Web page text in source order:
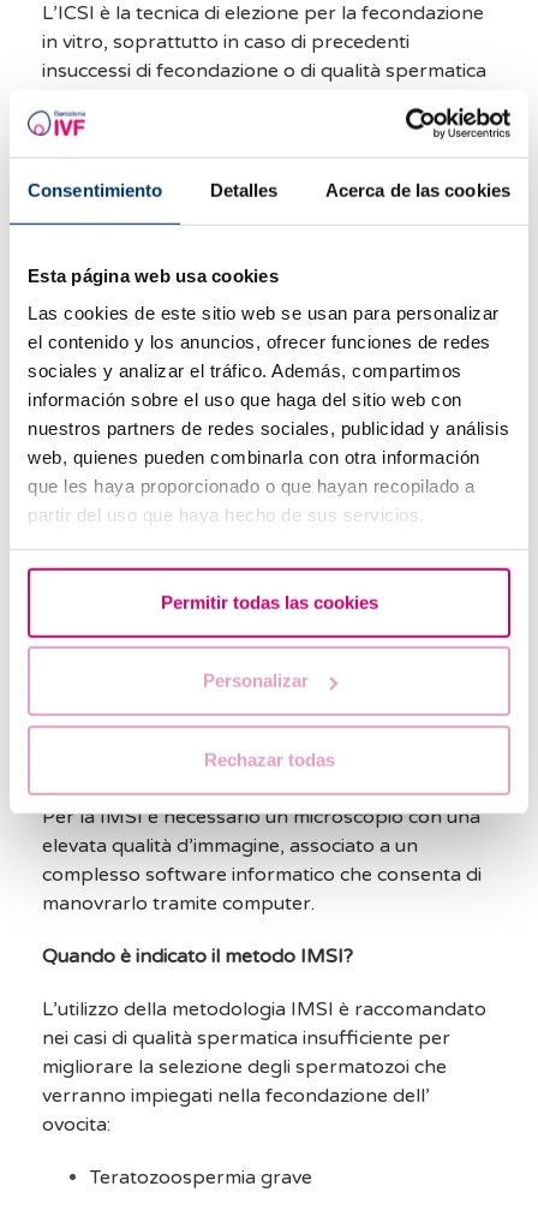
Consentimiento Detalles Acerca de las cookies
Esta página web usa cookies
Las cookies de este sitio web se usan para personalizar
el contenido y los anuncios, ofrecer funciones de redes
sociales y analizar el tráfico. Además, compartimos
información sobre el uso que haga del sitio web con
nuestros partners de redes sociales, publicidad y análisis
web, quienes pueden combinarla con otra información
que les haya proporcionado o que hayan recopilado a
partir del uso que haya hecho de sus servicios.
Permitir todas las cookies
Personalizar
Rechazar todas
L’ICSI è la tecnica di elezione per la fecondazione
in vitro, soprattutto in caso di precedenti
insuccessi di fecondazione o di qualità spermatica
In che cosa consiste la tecnica
della microiniezione
intracitoplasmatica degli
spermatozoi.
VEDI
La IMSI consiste nell’iniezione intracitoplasmatica
differenza della ICSI, con questa tecnica la
selezione degli spermatozoi si esegue a 8000
spermatozoi, incrementando in maniera
significativa le possibilità di successo.
Per la IMSI è necessario un microscopio con una
elevata qualità d’immagine, associato a un
complesso software informatico che consenta di
manovrarlo tramite computer.
Quando è indicato il metodo IMSI?
L’utilizzo della metodologia IMSI è raccomandato
nei casi di qualità spermatica insufficiente per
migliorare la selezione degli spermatozoi che
verranno impiegati nella fecondazione dell’
ovocita:
Teratozoospermia grave